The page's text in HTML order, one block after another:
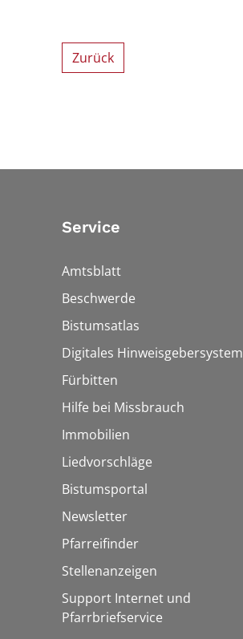
Zurück
Service
Amtsblatt
Beschwerde
Bistumsatlas
Digitales Hinweisgebersystem
Fürbitten
Hilfe bei Missbrauch
Immobilien
Liedvorschläge
Bistumsportal
Newsletter
Pfarreifinder
Stellenanzeigen
Support Internet und
Pfarrbriefservice